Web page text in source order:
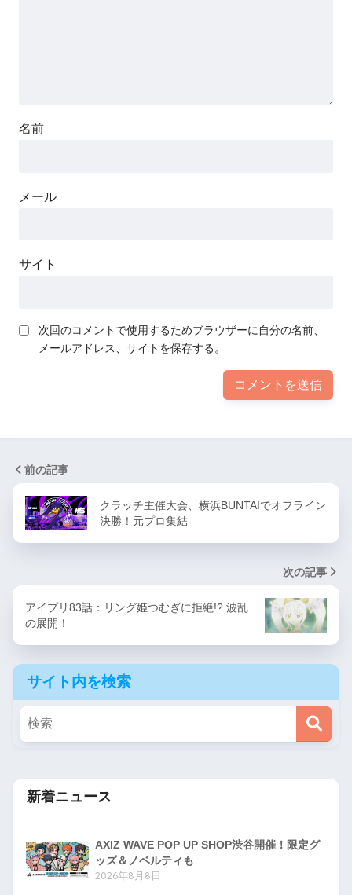
名前
メール
サイト
次回のコメントで使用するためブラウザーに自分の名前、
メールアドレス、サイトを保存する。
前の記事
クラッチ主催大会、横浜BUNTAIでオフライン
決勝！元プロ集結
次の記事
アイプリ83話：リング姫つむぎに拒絶!? 波乱
の展開！
サイト内を検索
新着ニュース
AXIZ WAVE POP UP SHOP渋谷開催！限定グ
ッズ＆ノベルティも
2026年8月8日